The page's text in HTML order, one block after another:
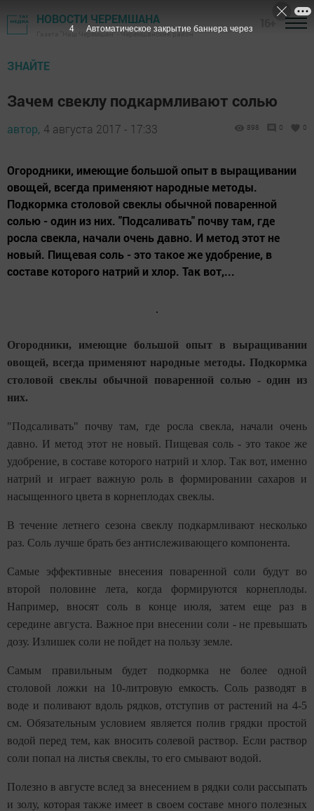
НОВОСТИ ЧЕРЕМШАНА
Газета "Наш Черемшан" - Черемшанский район
ЗНАЙТЕ
Зачем свеклу подкармливают солью
автор, 4 августа 2017 - 17:33 898 0 0
Огородники, имеющие большой опыт в выращивании
овощей, всегда применяют народные методы.
Подкормка столовой свеклы обычной поваренной
солью - один из них. "Подсаливать" почву там, где
росла свекла, начали очень давно. И метод этот не
новый. Пищевая соль - это такое же удобрение, в
составе которого натрий и хлор. Так вот,...
Огородники, имеющие большой опыт в выращивании
овощей, всегда применяют народные методы. Подкормка
столовой свеклы обычной поваренной солью - один из
них.
"Подсаливать" почву там, где росла свекла, начали очень
давно. И метод этот не новый. Пищевая соль - это такое же
удобрение, в составе которого натрий и хлор. Так вот, именно
натрий и играет важную роль в формировании сахаров и
насыщенного цвета в корнеплодах свеклы.
В течение летнего сезона свеклу подкармливают несколько
раз. Соль лучше брать без антислеживающего компонента.
Самые эффективные внесения поваренной соли будут во
второй половине лета, когда формируются корнеплоды.
Например, вносят соль в конце июля, затем еще раз в
середине августа. Важное при внесении соли - не превышать
дозу. Излишек соли не пойдет на пользу земле.
Самым правильным будет подкормка не более одной
столовой ложки на 10-литровую емкость. Соль разводят в
воде и поливают вдоль рядков, отступив от растений на 4-5
см. Обязательным условием является полив грядки простой
водой перед тем, как вносить солевой раствор. Если раствор
соли попал на листья свеклы, то его смывают водой.
Полезно в августе вслед за внесением в рядки соли рассыпать
и золу, которая также имеет в своем составе много полезных
3 Автоматическое закрытие баннера через